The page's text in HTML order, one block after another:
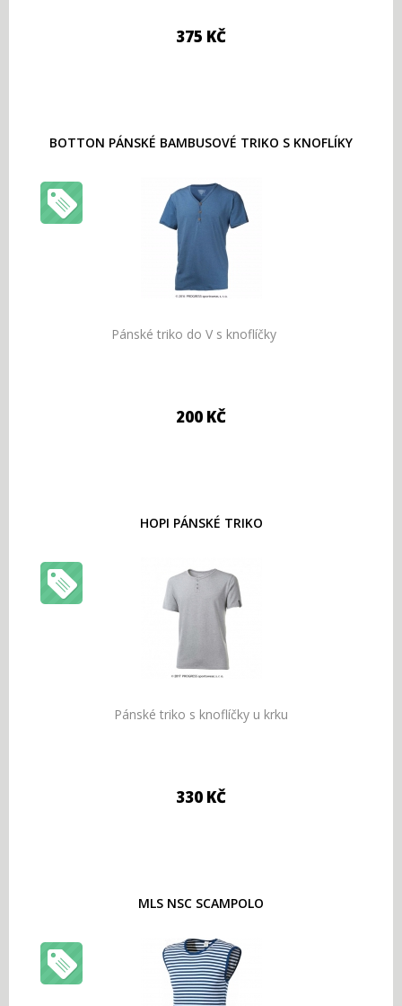
375 KČ
BOTTON PÁNSKÉ BAMBUSOVÉ TRIKO S KNOFLÍKY
Pánské triko do V s knoflíčky
200 KČ
HOPI PÁNSKÉ TRIKO
Pánské triko s knoflíčky u krku
330 KČ
MLS NSC SCAMPOLO